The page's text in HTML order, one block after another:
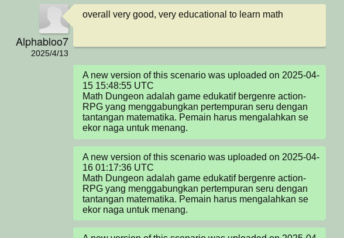
Alphabloo7
2025/4/13
overall very good, very educational to learn math
A new version of this scenario was uploaded on 2025-04-
15 15:48:55 UTC
Math Dungeon adalah game edukatif bergenre action-
RPG yang menggabungkan pertempuran seru dengan
tantangan matematika. Pemain harus mengalahkan se
ekor naga untuk menang.
A new version of this scenario was uploaded on 2025-04-
16 01:17:36 UTC
Math Dungeon adalah game edukatif bergenre action-
RPG yang menggabungkan pertempuran seru dengan
tantangan matematika. Pemain harus mengalahkan se
ekor naga untuk menang.